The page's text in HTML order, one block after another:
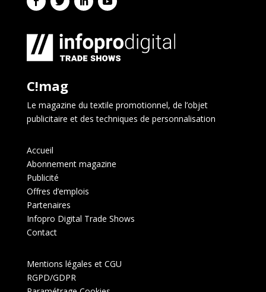
C!mag
Le magazine du textile promotionnel, de l’objet
publicitaire et des techniques de personnalisation
Accueil
Abonnement magazine
Publicité
Offres d’emplois
Partenaires
Infopro Digital Trade Shows
Contact
Mentions légales et CGU
RGPD/GDPR